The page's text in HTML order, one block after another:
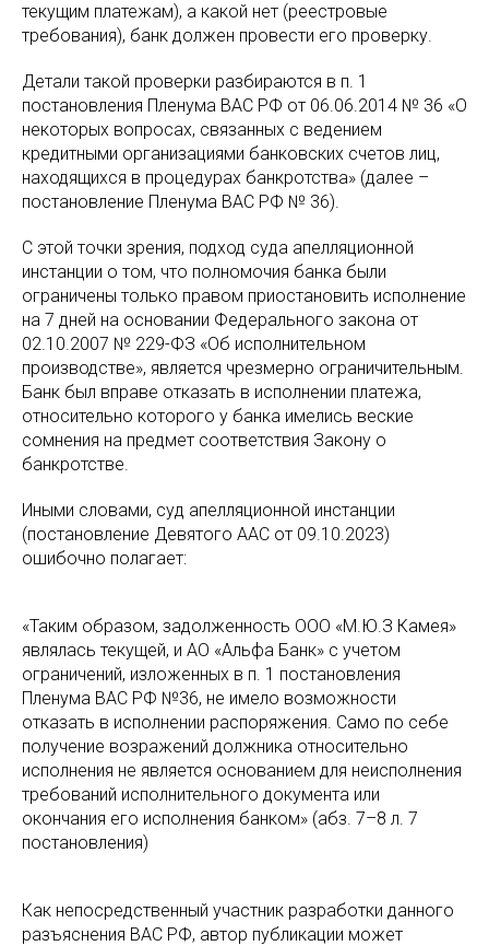
текущим платежам), а какой нет (реестровые
требования), банк должен провести его проверку.
Детали такой проверки разбираются в п. 1
постановления Пленума ВАС РФ от 06.06.2014 № 36 «О
некоторых вопросах, связанных с ведением
кредитными организациями банковских счетов лиц,
находящихся в процедурах банкротства» (далее –
постановление Пленума ВАС РФ № 36).
С этой точки зрения, подход суда апелляционной
инстанции о том, что полномочия банка были
ограничены только правом приостановить исполнение
на 7 дней на основании Федерального закона от
02.10.2007 № 229-ФЗ «Об исполнительном
производстве», является чрезмерно ограничительным.
Банк был вправе отказать в исполнении платежа,
относительно которого у банка имелись веские
сомнения на предмет соответствия Закону о
банкротстве.
Иными словами, суд апелляционной инстанции
(постановление Девятого ААС от 09.10.2023)
ошибочно полагает:
«Таким образом, задолженность ООО «М.Ю.З Камея»
являлась текущей, и АО «Альфа Банк» с учетом
ограничений, изложенных в п. 1 постановления
Пленума ВАС РФ №36, не имело возможности
отказать в исполнении распоряжения. Само по себе
получение возражений должника относительно
исполнения не является основанием для неисполнения
требований исполнительного документа или
окончания его исполнения банком» (абз. 7–8 л. 7
постановления)
Как непосредственный участник разработки данного
разъяснения ВАС РФ, автор публикации может